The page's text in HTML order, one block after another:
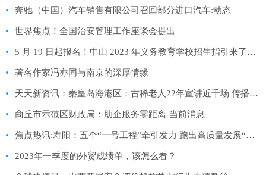
奔驰（中国）汽车销售有限公司召回部分进口汽车:动态
世界焦点！全国治安管理工作座谈会提出
5 月 19 日起报名！中山 2023 年义务教育学校招生指引来了！|看点
著名作家冯亦同与南京的深厚情缘
天天新资讯：秦皇岛海港区：古稀老人22年宣讲近千场 传播党的好声音
商丘市示范区财政局：助企服务零距离-当前消息
焦点热讯:寿阳：五个“一号工程”牵引发力 跑出高质量发展“加速度”
2023年一季度的外贸成绩单，该怎么看？